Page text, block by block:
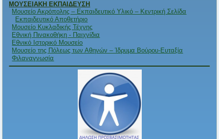
ΜΟΥΣΕΙΑΚΗ ΕΚΠΑΙΔΕΥΣΗ
Μουσείο Ακρόπολης – Εκπαιδευτικό Υλικό – Κεντρική Σελίδα
Εκπαιδευτικό Αποθετήριο
Μουσείο Κυκλαδικής Τέχνης
Εθνική Πινακοθήκη - Παιχνίδια
Εθνικό Ιστορικό Μουσείο
Μουσείο της Πόλεως των Αθηνών – Ίδρυμα Βούρου-Ευταξία
Φιλαναγνωσία